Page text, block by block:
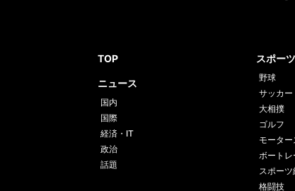
TOP
ニュース
国内
国際
経済・IT
政治
話題
スポーツ
野球
サッカー
大相撲
ゴルフ
モータ
ボートレ
スポー
格闘技